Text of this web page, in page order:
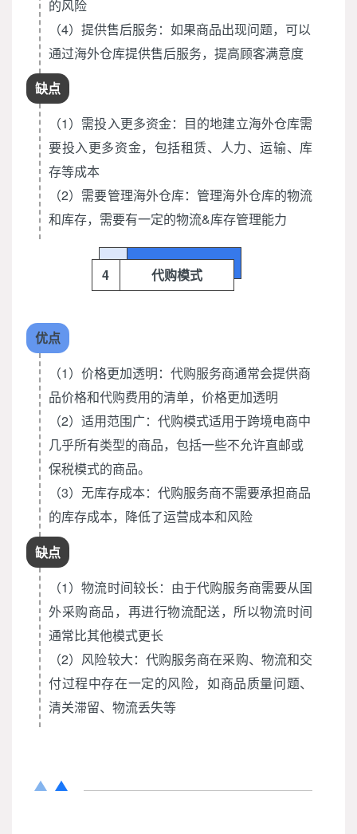
的风险
（4）提供售后服务：如果商品出现问题，可以
通过海外仓库提供售后服务，提高顾客满意度
缺点
（1）需投入更多资金：目的地建立海外仓库需
要投入更多资金，包括租赁、人力、运输、库
存等成本
（2）需要管理海外仓库：管理海外仓库的物流
和库存，需要有一定的物流&库存管理能力
4 代购模式
优点
（1）价格更加透明：代购服务商通常会提供商
品价格和代购费用的清单，价格更加透明
（2）适用范围广：代购模式适用于跨境电商中
几乎所有类型的商品，包括一些不允许直邮或
保税模式的商品。
（3）无库存成本：代购服务商不需要承担商品
的库存成本，降低了运营成本和风险
缺点
（1）物流时间较长：由于代购服务商需要从国
外采购商品，再进行物流配送，所以物流时间
通常比其他模式更长
（2）风险较大：代购服务商在采购、物流和交
付过程中存在一定的风险，如商品质量问题、
清关滞留、物流丢失等